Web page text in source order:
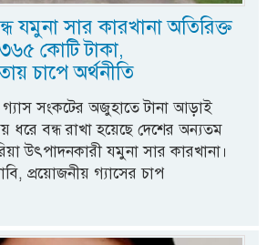
যমুনা সার কারখানা অতিরিক্ত
কোটি টাকা,
চাপে অর্থনীতি
গ্যাস সংকটের অজুহাতে টানা আড়াই
ধরে বন্ধ রাখা হয়েছে দেশের অন্যতম
উৎপাদনকারী যমুনা সার কারখানা।
প্রয়োজনীয় গ্যাসের চাপ